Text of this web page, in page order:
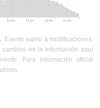
Evento sujeto a modificaciones.
en la información aquí
Para información oficial